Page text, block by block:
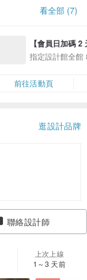
看全部 (7)
【會員日加碼 2
8/10 精選設計
指定設計館全館
前往活動頁
逛設計品牌
聯絡設計師
上次上線
1～3 天前